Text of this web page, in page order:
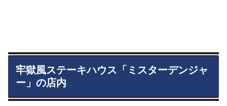
牢獄風ステーキハウス「ミスターデンジャ
ー」の店内